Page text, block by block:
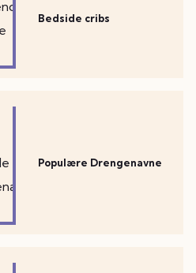
Bedside cribs
Populære Drengenavne